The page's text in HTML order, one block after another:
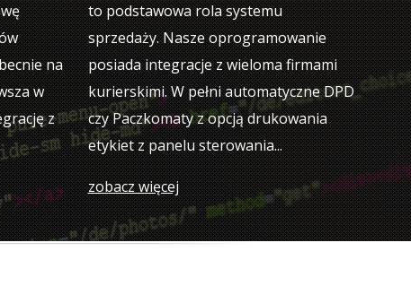
na
w
z
to podstawowa rola systemu
sprzedaży. Nasze oprogramowanie
posiada integracje z wieloma firmami
kurierskimi. W pełni automatyczne DPD
czy Paczkomaty z opcją drukowania
etykiet z panelu sterowania...
zobacz więcej